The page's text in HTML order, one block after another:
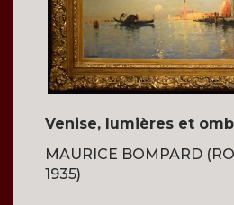
Venise, lumières et
MAURICE BOMPARD
1935)